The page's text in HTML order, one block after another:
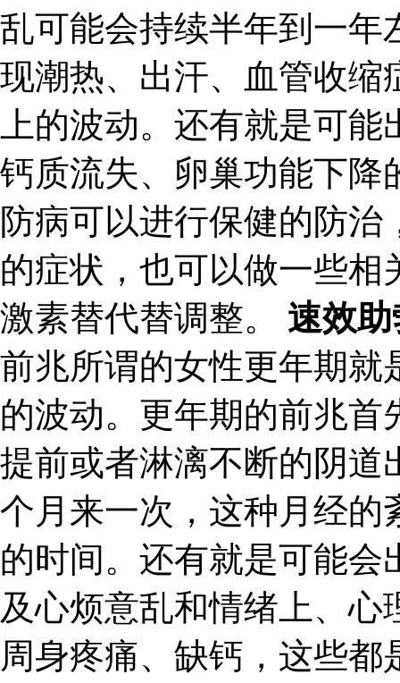
乱可能会持续半年到一年
现潮热、出汗、血管收缩
上的波动。还有就是可
钙质流失、卵巢功能下降
防病可以进行保健的防
的症状，也可以做一些
激素替代替调整。 速效
前兆所谓的女性更年期就
的波动。更年期的前兆
提前或者淋漓不断的阴道
个月来一次，这种月经的
的时间。还有就是可能
及心烦意乱和情绪上、
周身疼痛、缺钙，这些